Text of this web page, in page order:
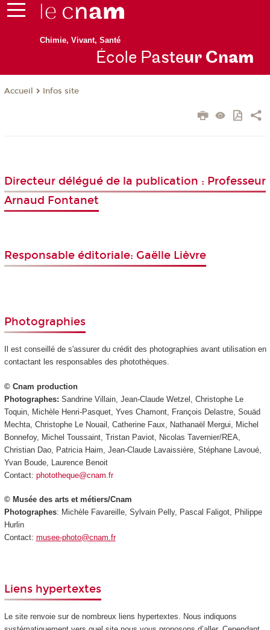
Chimie, Vivant, Santé
École Pasteur Cnam
Accueil Infos site
Directeur délégué de la publication : Professeur
Arnaud Fontanet
Responsable éditoriale: Gaëlle Lièvre
Photographies
Il est conseillé de s'assurer du crédit des photographies avant utilisation en
contactant les responsables des photothèques.
© Cnam production
Photographes: Sandrine Villain, Jean-Claude Wetzel, Christophe Le
Toquin, Michèle Henri-Pasquet, Yves Chamont, François Delastre, Souäd
Mechta, Christophe Le Nouail, Catherine Faux, Nathanaël Mergui, Michel
Bonnefoy, Michel Toussaint, Tristan Paviot, Nicolas Tavernier/REA,
Christian Dao, Patricia Haim, Jean-Claude Lavaissière, Stéphane Lavoué,
Yvan Boude, Laurence Benoit
Contact: phototheque@cnam.fr
© Musée des arts et métiers/Cnam
Photographes: Michèle Favareille, Sylvain Pelly, Pascal Faligot, Philippe
Hurlin
Contact: musee-photo@cnam.fr
Liens hypertextes
Le site renvoie sur de nombreux liens hypertextes. Nous indiquons